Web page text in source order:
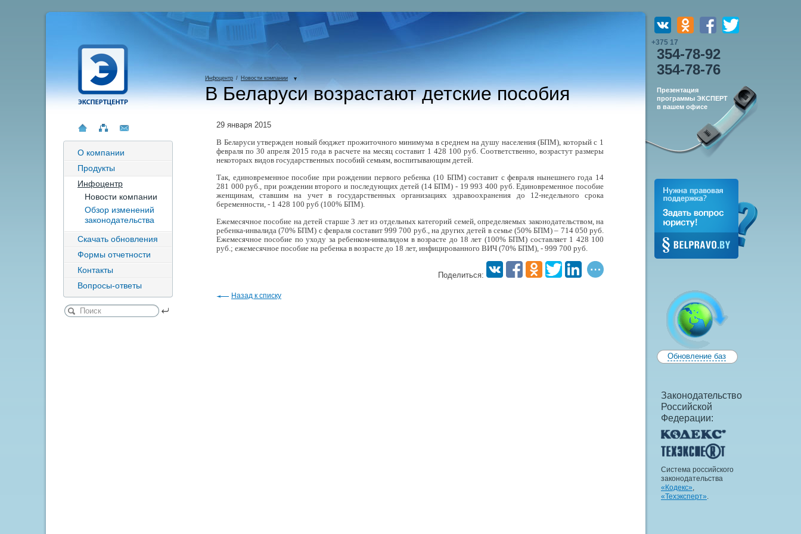
+375 17
354-78-92
354-78-76
Презентация
программы ЭКСПЕРТ
в вашем офисе
Обновление баз
Законодательство
Российской
Федерации:
Система российского
законодательства
«Кодекс»,
«Техэксперт».
О компании
Продукты
Инфоцентр
Новости компании
Обзор изменений
законодательства
Скачать обновления
Формы отчетности
Контакты
Вопросы-ответы
Инфоцентр / Новости компании
В Беларуси возрастают детские пособия
29 января 2015
В Беларуси утвержден новый бюджет прожиточного минимума в среднем на душу населения (БПМ), который с 1
февраля по 30 апреля 2015 года в расчете на месяц составит 1 428 100 руб. Соответственно, возрастут размеры
некоторых видов государственных пособий семьям, воспитывающим детей.
Так, единовременное пособие при рождении первого ребенка (10 БПМ) составит с февраля нынешнего года 14
281 000 руб., при рождении второго и последующих детей (14 БПМ) - 19 993 400 руб. Единовременное пособие
женщинам, ставшим на учет в государственных организациях здравоохранения до 12-недельного срока
беременности, - 1 428 100 руб (100% БПМ).
Ежемесячное пособие на детей старше 3 лет из отдельных категорий семей, определяемых законодательством, на
ребенка-инвалида (70% БПМ) с февраля составит 999 700 руб., на других детей в семье (50% БПМ) – 714 050 руб.
Ежемесячное пособие по уходу за ребенком-инвалидом в возрасте до 18 лет (100% БПМ) составляет 1 428 100
руб.; ежемесячное пособие на ребенка в возрасте до 18 лет, инфицированного ВИЧ (70% БПМ), - 999 700 руб.
Поделиться:
Назад к списку